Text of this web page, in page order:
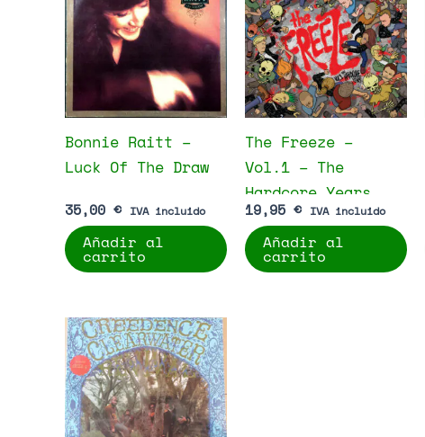
Bonnie Raitt –
Luck Of The Draw
35,00 € IVA incluido
Añadir al
carrito
The Freeze –
Vol.1 – The
Hardcore Years
19,95 € IVA incluido
Añadir al
carrito